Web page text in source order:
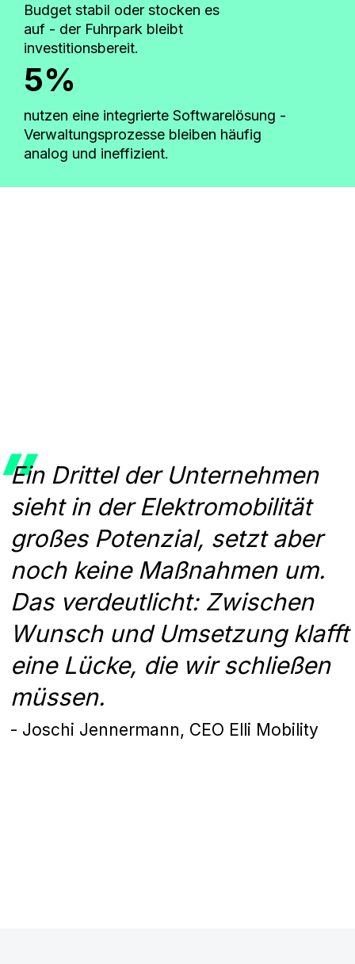
Budget stabil oder stocken es
auf - der Fuhrpark bleibt
investitionsbereit.
5%
nutzen eine integrierte Softwarelösung -
Verwaltungsprozesse bleiben häufig
analog und ineffizient.
Ein Drittel der Unternehmen
sieht in der Elektromobilität
großes Potenzial, setzt aber
noch keine Maßnahmen um.
Das verdeutlicht: Zwischen
Wunsch und Umsetzung klafft
eine Lücke, die wir schließen
müssen.
- Joschi Jennermann, CEO Elli Mobility